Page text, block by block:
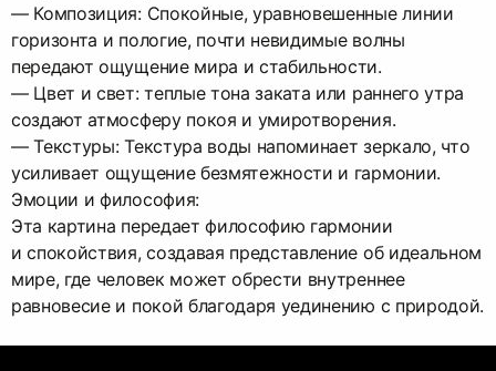
— Композиция: Спокойные, уравновешенные линии
горизонта и пологие, почти невидимые волны
передают ощущение мира и стабильности.
— Цвет и свет: теплые тона заката или раннего утра
создают атмосферу покоя и умиротворения.
— Текстуры: Текстура воды напоминает зеркало, что
усиливает ощущение безмятежности и гармонии.
Эмоции и философия:
Эта картина передает философию гармонии
и спокойствия, создавая представление об идеальном
мире, где человек может обрести внутреннее
равновесие и покой благодаря уединению с природой.